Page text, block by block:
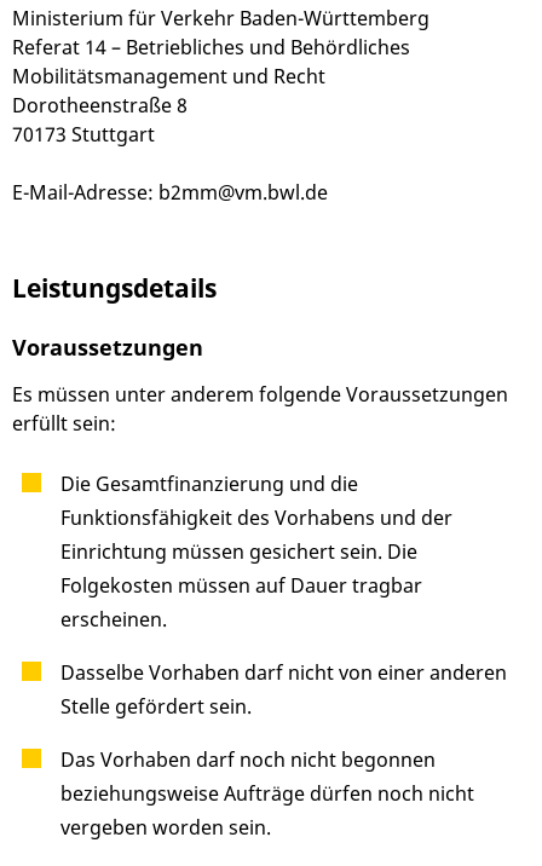
Ministerium für Verkehr Baden-Württemberg
Referat 14 – Betriebliches und Behördliches
Mobilitätsmanagement und Recht
Dorotheenstraße 8
70173 Stuttgart
E-Mail-Adresse: b2mm@vm.bwl.de
Leistungsdetails
Voraussetzungen
Es müssen unter anderem folgende Voraussetzungen
erfüllt sein:
Die Gesamtfinanzierung und die
Funktionsfähigkeit des Vorhabens und der
Einrichtung müssen gesichert sein. Die
Folgekosten müssen auf Dauer tragbar
erscheinen.
Dasselbe Vorhaben darf nicht von einer anderen
Stelle gefördert sein.
Das Vorhaben darf noch nicht begonnen
beziehungsweise Aufträge dürfen noch nicht
vergeben worden sein.